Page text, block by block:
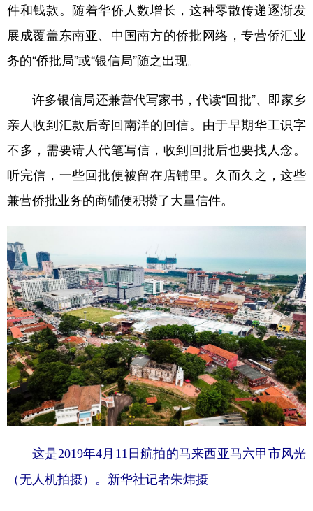
件和钱款。随着华侨人数增长，这种零散传递逐渐发
展成覆盖东南亚、中国南方的侨批网络，专营侨汇业
务的“侨批局”或“银信局”随之出现。
许多银信局还兼营代写家书，代读“回批”、即家乡
亲人收到汇款后寄回南洋的回信。由于早期华工识字
不多，需要请人代笔写信，收到回批后也要找人念。
听完信，一些回批便被留在店铺里。久而久之，这些
兼营侨批业务的商铺便积攒了大量信件。
这是2019年4月11日航拍的马来西亚马六甲市风光
（无人机拍摄）。新华社记者朱炜摄